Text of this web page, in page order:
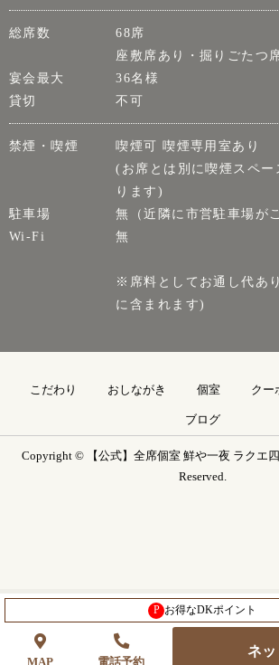
総席数
68席
座敷席あり・掘りごたつ
宴会最大
36名様
貸切
不可
禁煙・喫煙
喫煙可 喫煙専用室あり
(お席とは別に喫煙スペー
ります)
駐車場
無（近隣に市営駐車場が
Wi-Fi
無
※席料としてお通し代あ
に含まれます)
こだわり おしながき 個室 クー
ブログ
Copyright © 【公式】全席個室 鮮や一夜 ラクエ
Reserved.
P お得なDKポイント
MAP 電話予約
ネ